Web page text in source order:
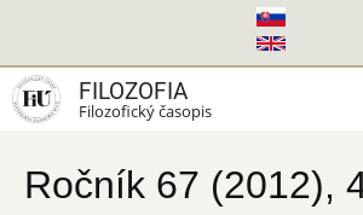
hlavný
obsah
FILOZOFIA
Filozofický časopis
Ročník 67 (2012),